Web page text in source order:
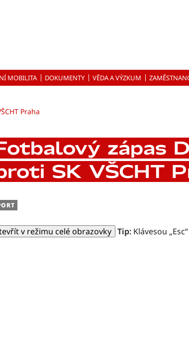
MOBILITA DOKUMENTY VĚDA A VÝZKUM
Praha
zápas
SK VŠCHT
v režimu celé obrazovky Tip: Klávesou